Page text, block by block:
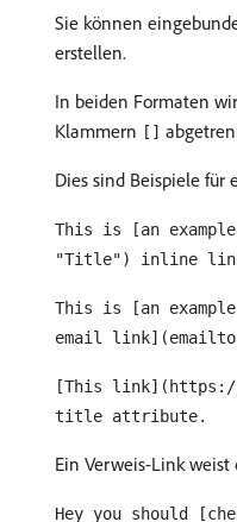
Sie können
erstellen.
In beiden Formaten
Klammern []
Dies sind Beispiele für
This is [an
"Title") inline
This is [an
email
[This link](https://
title attribute.
Ein Verweis-Link
Hey you should